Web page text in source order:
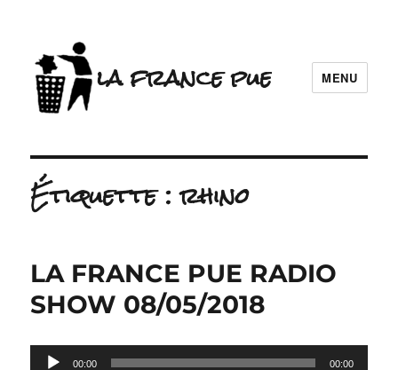
la france pue MENU
Étiquette :rhino
LA FRANCE PUE RADIO
SHOW 08/05/2018
Lecteur00:00 00:00